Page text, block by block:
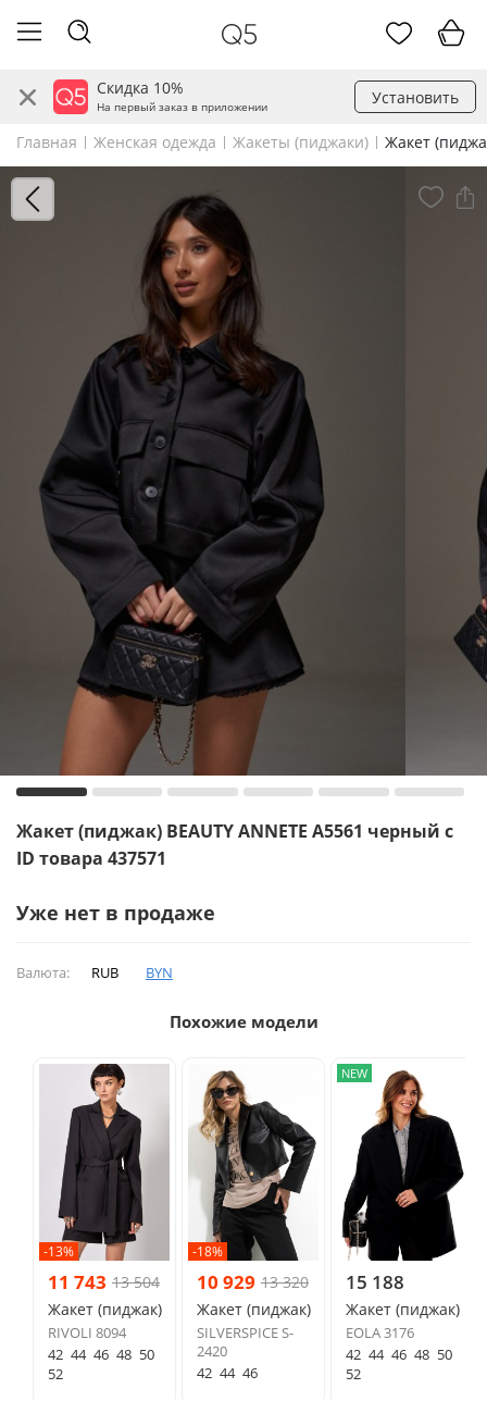
Скидка 10%
На первый заказ в приложении Установить
Главная Женская одежда Жакеты (пиджаки) Жакет
Жакет (пиджак) BEAUTY ANNETE A5561 черный с
ID товара 437571
Уже нет в продаже
Валюта: RUB BYN
Похожие модели
-13%
11 743 13 504
Жакет (пиджак)
RIVOLI 8094
42 44 46 48 50
52
-18%
10 929 13 320
Жакет (пиджак)
SILVERSPICE S-
2420
42 44 46
NEW
15 188
Жакет (пиджак)
EOLA 3176
42 44 46 48 50
52